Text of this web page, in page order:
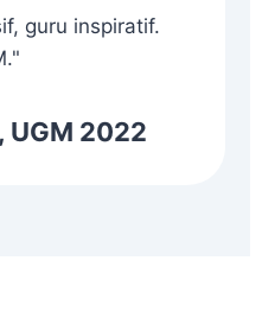
guru inspiratif.
2022